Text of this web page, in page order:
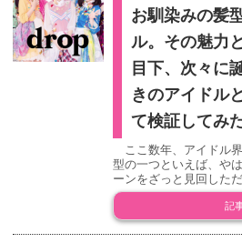
お馴染みの髪
ル。その魅力
目下、次々に
きのアイドル
て検証してみ
ここ数年、アイドル
型の一つといえば、や
ーンをざっと見回した
記